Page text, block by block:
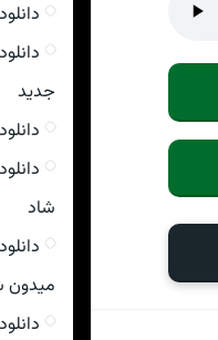
جدید
شاد
میدون